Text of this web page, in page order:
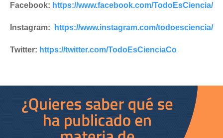
Facebook: https://www.facebook.com/TodoEsCiencia/
Instagram: https://www.instagram.com/todoesciencia/
Twitter: https://twitter.com/TodoEsCienciaCo